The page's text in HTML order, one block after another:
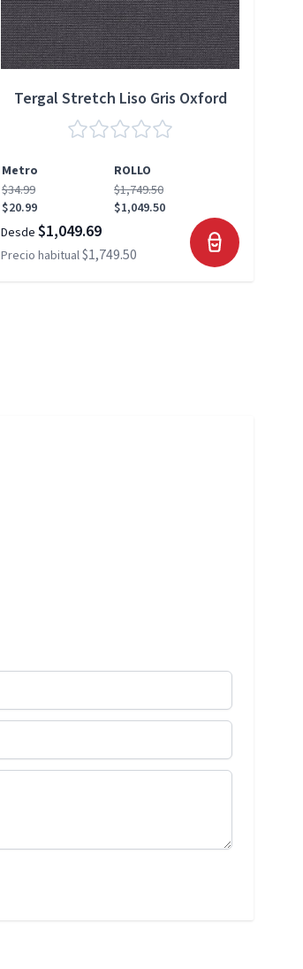
Tergal Stretch Liso Gris Oxford
Metro
ROLLO
$34.99
$20.99
$1,749.50
$1,049.50
Desde $1,049.69
Precio habitual$1,749.50